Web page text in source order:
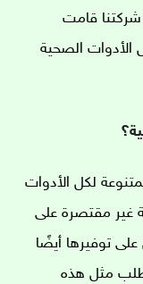
قامت
الأدوات الصحية
لكل الأدوات
غير مقتصرة على
على توفيرها أيضًا
تطلب مثل هذه